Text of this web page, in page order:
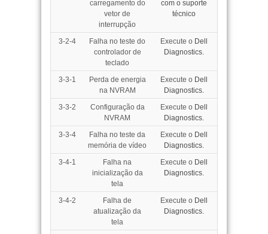
carregamento do
vetor de
interrupção
com o suporte
técnico
3-2-4
Falha no teste do
controlador de
teclado
Execute o Dell
Diagnostics.
3-3-1
Perda de energia
na NVRAM
Execute o Dell
Diagnostics.
3-3-2
Configuração da
NVRAM
Execute o Dell
Diagnostics.
3-3-4
Falha no teste da
memória de vídeo
Execute o Dell
Diagnostics.
3-4-1
Falha na
inicialização da
tela
Execute o Dell
Diagnostics.
3-4-2
Falha de
atualização da
tela
Execute o Dell
Diagnostics.